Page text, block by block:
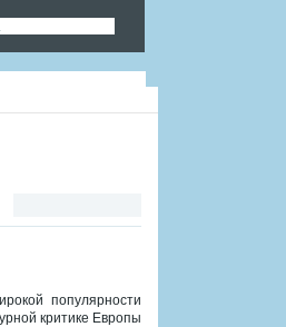
популярности
критике Европы